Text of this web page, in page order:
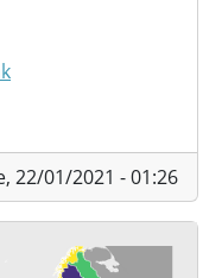
22/01/2021 - 01:26